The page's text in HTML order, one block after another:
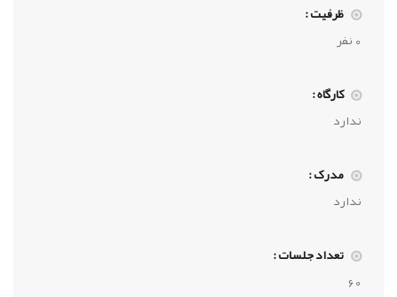
ظرفیت :
0 نفر
کارگاه :
ندارد
مدرک :
ندارد
تعداد جلسات :
60